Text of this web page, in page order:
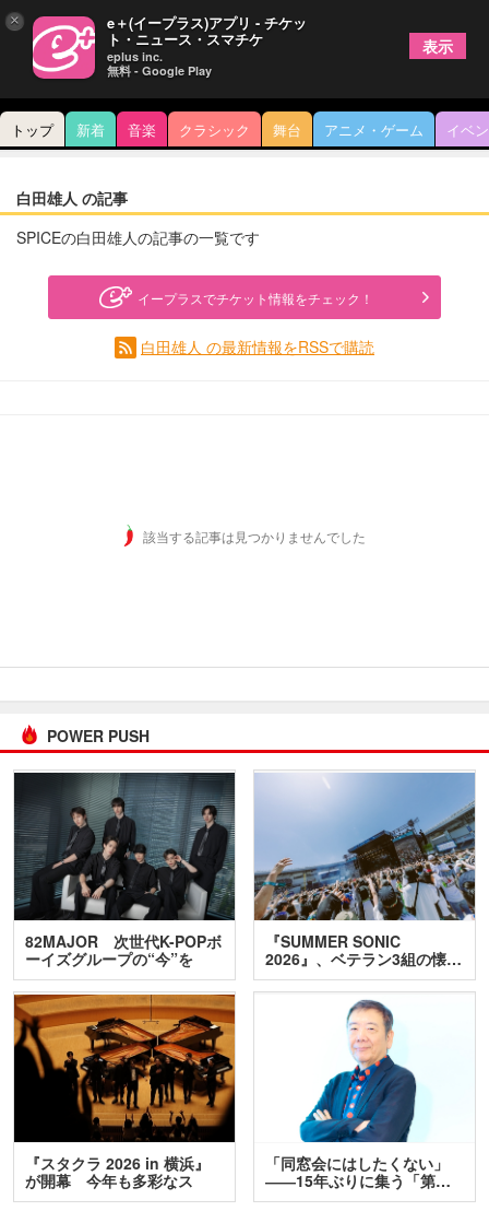
トップ 新着 音楽 クラシック 舞台 アニメ・ゲーム イベ
白田雄人 の記事
SPICEの白田雄人の記事の一覧です
イープラスでチケット情報をチェック！
白田雄人 の最新情報をRSSで購読
該当する記事は見つかりませんでした
POWER PUSH
82MAJOR 次世代K-POPボ
ーイズグループの“今”を
訊…
『SUMMER SONIC
2026』、ベテラン3組の懐…
『スタクラ 2026 in 横浜』
が開幕 今年も多彩なス
テ…
「同窓会にはしたくない」
――15年ぶりに集う「第…
× e＋(イープラス)アプリ - チケッ
ト・ニュース・スマチケ
eplus inc.
無料 - Google Play
表示